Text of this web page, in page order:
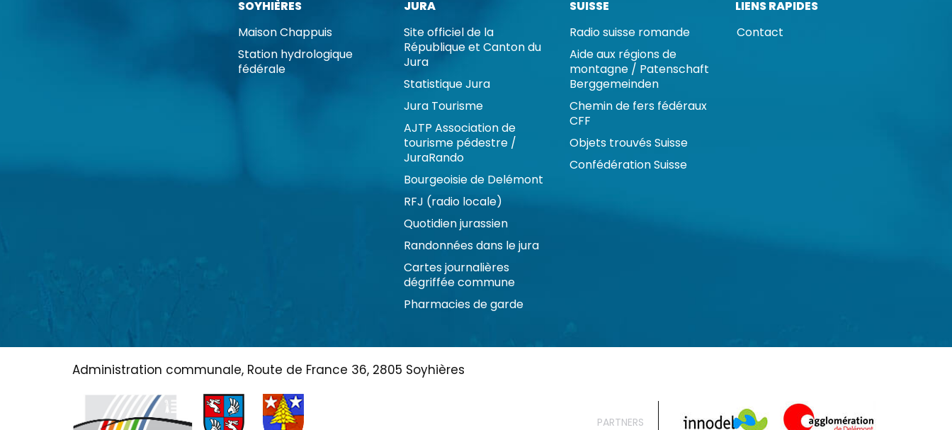
SOYHIÈRES
Maison Chappuis
Station hydrologique
fédérale
JURA
Site officiel de la
République et Canton du
Jura
Statistique Jura
Jura Tourisme
AJTP Association de
tourisme pédestre /
JuraRando
Bourgeoisie de Delémont
RFJ (radio locale)
Quotidien jurassien
Randonnées dans le jura
Cartes journalières
dégriffée commune
Pharmacies de garde
SUISSE
Radio suisse romande
Aide aux régions de
montagne / Patenschaft
Berggemeinden
Chemin de fers fédéraux
CFF
Objets trouvés Suisse
Confédération Suisse
LIENS RAPIDES
Contact
Administration communale, Route de France 36, 2805 Soyhières
PARTNERS